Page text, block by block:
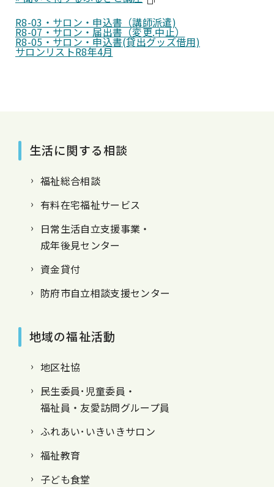
R8-03・サロン・申込書（講師派遣)
R8-07・サロン・届出書（変更.中止）
R8-05・サロン・申込書(貸出グッズ借用)
サロンリストR8年4月
生活に関する相談
福祉総合相談
有料在宅福祉サービス
日常生活自立支援事業・
成年後見センター
資金貸付
防府市自立相談支援センター
地域の福祉活動
地区社協
民生委員･児童委員・
福祉員・友愛訪問グループ員
ふれあい･いきいきサロン
福祉教育
子ども食堂